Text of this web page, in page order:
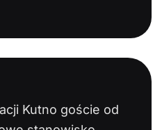
Kutno goście od